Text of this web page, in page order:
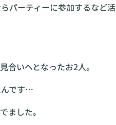
パーティーに参加するなど活
合いへとなったお2人。
んです…
ました。